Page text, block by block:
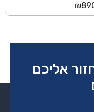
₪
הנוכחי
אליכם